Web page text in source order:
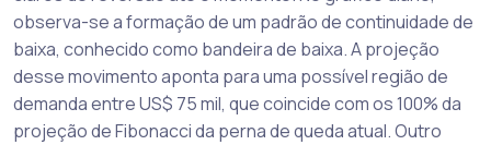
observa-se a formação de um padrão de continuidade de
baixa, conhecido como bandeira de baixa. A projeção
desse movimento aponta para uma possível região de
demanda entre US$ 75 mil, que coincide com os 100% da
projeção de Fibonacci da perna de queda atual. Outro